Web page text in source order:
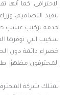
الاحترافي. كما
تنفيذ التصاميم،
خدمة تركيب عشب
سكيب التي توفرها
خضراء دائمة دون
المحترفون مظهرًا
تمتلك شركة